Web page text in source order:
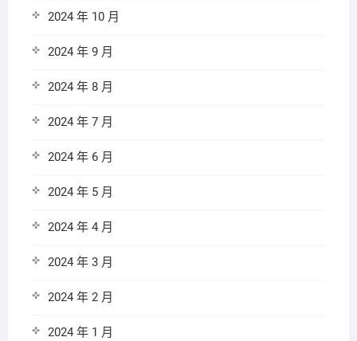
2024 年 10 月
2024 年 9 月
2024 年 8 月
2024 年 7 月
2024 年 6 月
2024 年 5 月
2024 年 4 月
2024 年 3 月
2024 年 2 月
2024 年 1 月